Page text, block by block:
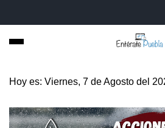
Hoy es: Viernes, 7 de Agosto del